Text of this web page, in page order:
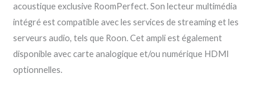
acoustique exclusive RoomPerfect. Son lecteur multimédia
intégré est compatible avec les services de streaming et les
serveurs audio, tels que Roon. Cet ampli est également
disponible avec carte analogique et/ou numérique HDMI
optionnelles.